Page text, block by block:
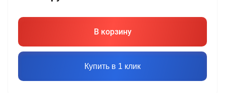
В корзину
Купить в 1 клик